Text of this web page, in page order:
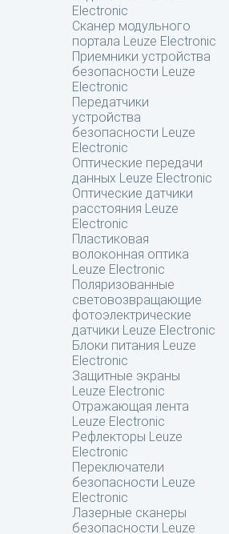
Electronic
Сканер модульного
портала Leuze Electronic
Приемники устройства
безопасности Leuze
Electronic
Передатчики
устройства
безопасности Leuze
Electronic
Оптические передачи
данных Leuze Electronic
Оптические датчики
расстояния Leuze
Electronic
Пластиковая
волоконная оптика
Leuze Electronic
Поляризованные
световозвращающие
фотоэлектрические
датчики Leuze Electronic
Блоки питания Leuze
Electronic
Защитные экраны
Leuze Electronic
Отражающая лента
Leuze Electronic
Рефлекторы Leuze
Electronic
Переключатели
безопасности Leuze
Electronic
Лазерные сканеры
безопасности Leuze